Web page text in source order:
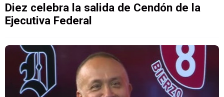
Diez celebra la salida de Cendón de la
Ejecutiva Federal